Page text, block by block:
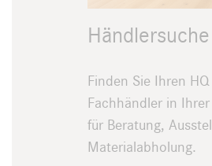
Händlersuche
Finden Sie Ihren HQ
Fachhändler in
für Beratung,
Materialabholung.